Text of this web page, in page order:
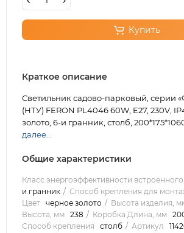
Купить
Краткое описание
Светильник садово-парковый, серии
(НТУ) FERON PL4046 60W, E27, 230V,
золото, 6-и гранник, столб,
далее...
Общие характеристики
Класс энергоэффективности
и гранник
Способ крепления для
Цвет черное золото Высота изделия,
Высота, мм 238 Коробка Длина, мм
Способ крепления
столб Артикул